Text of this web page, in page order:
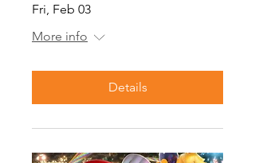
Fri, Feb 03
More info
Details